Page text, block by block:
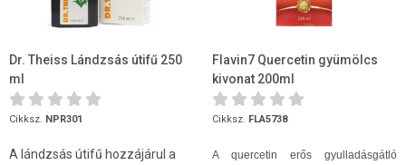
Dr. Theiss Lándzsás útifű 250
ml
Cikksz. NPR301
A lándzsás útifű hozzájárul a
Flavin7 Quercetin gyümölcs
kivonat 200ml
Cikksz. FLA5738
A quercetin erős gyulladásgátló